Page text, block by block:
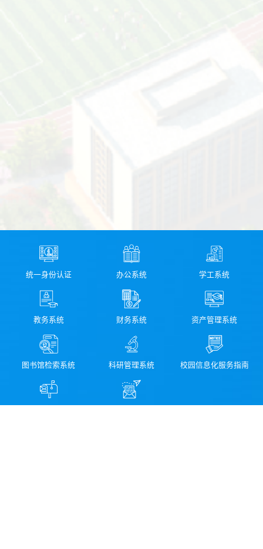
统一身份认证 办公系统 学工系统
教务系统 财务系统 资产管理系统
图书馆检索系统 科研管理系统 校园信息化服务指南